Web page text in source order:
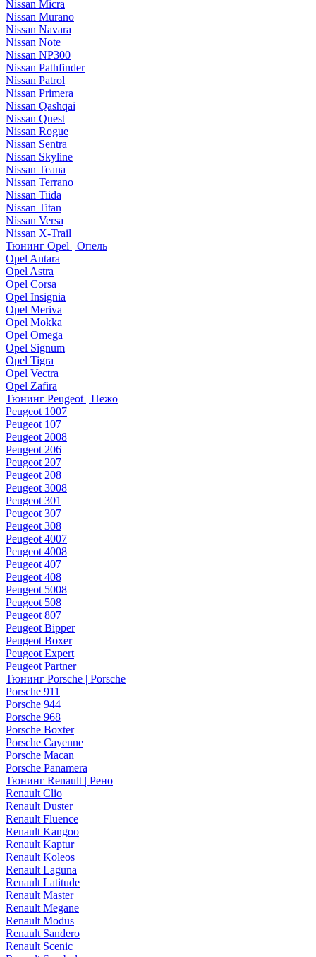
Nissan Micra
Nissan Murano
Nissan Navara
Nissan Note
Nissan NP300
Nissan Pathfinder
Nissan Patrol
Nissan Primera
Nissan Qashqai
Nissan Quest
Nissan Rogue
Nissan Sentra
Nissan Skyline
Nissan Teana
Nissan Terrano
Nissan Tiida
Nissan Titan
Nissan Versa
Nissan X-Trail
Тюнинг Opel | Опель
Opel Antara
Opel Astra
Opel Corsa
Opel Insignia
Opel Meriva
Opel Mokka
Opel Omega
Opel Signum
Opel Tigra
Opel Vectra
Opel Zafira
Тюнинг Peugeot | Пежо
Peugeot 1007
Peugeot 107
Peugeot 2008
Peugeot 206
Peugeot 207
Peugeot 208
Peugeot 3008
Peugeot 301
Peugeot 307
Peugeot 308
Peugeot 4007
Peugeot 4008
Peugeot 407
Peugeot 408
Peugeot 5008
Peugeot 508
Peugeot 807
Peugeot Bipper
Peugeot Boxer
Peugeot Expert
Peugeot Partner
Тюнинг Porsche | Porsche
Porsche 911
Porsche 944
Porsche 968
Porsche Boxter
Porsche Cayenne
Porsche Macan
Porsche Panamera
Тюнинг Renault | Рено
Renault Clio
Renault Duster
Renault Fluence
Renault Kangoo
Renault Kaptur
Renault Koleos
Renault Laguna
Renault Latitude
Renault Master
Renault Megane
Renault Modus
Renault Sandero
Renault Scenic